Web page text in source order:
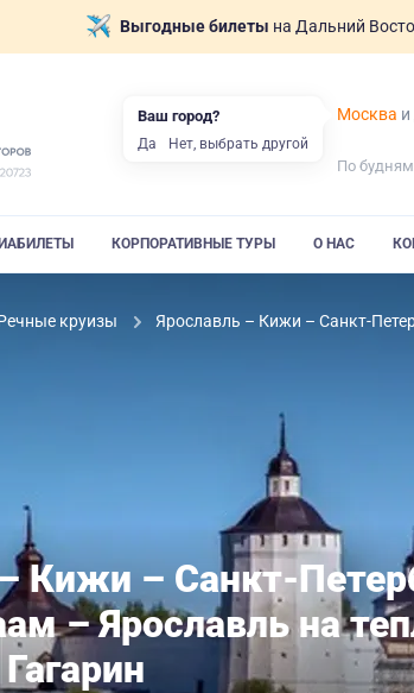
Выгодные билеты на Дальний
Москва и
По
КОРПОРАТИВНЫЕ ТУРЫ О НАС
круизы Ярославль – Кижи – Санкт-
Кижи – Санкт-
– Ярославль на
Ваш город?
Да Нет, выбрать другой